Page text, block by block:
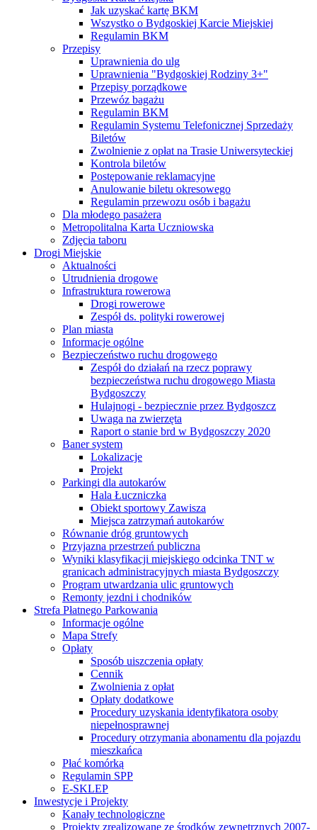
Jak uzyskać kartę BKM
Wszystko o Bydgoskiej Karcie Miejskiej
Regulamin BKM
Przepisy
Uprawnienia do ulg
Uprawnienia "Bydgoskiej Rodziny 3+"
Przepisy porządkowe
Przewóz bagażu
Regulamin BKM
Regulamin Systemu Telefonicznej Sprzedaży
Biletów
Zwolnienie z opłat na Trasie Uniwersyteckiej
Kontrola biletów
Postępowanie reklamacyjne
Anulowanie biletu okresowego
Regulamin przewozu osób i bagażu
Dla młodego pasażera
Metropolitalna Karta Uczniowska
Zdjęcia taboru
Drogi Miejskie
Aktualności
Utrudnienia drogowe
Infrastruktura rowerowa
Drogi rowerowe
Zespół ds. polityki rowerowej
Plan miasta
Informacje ogólne
Bezpieczeństwo ruchu drogowego
Zespół do działań na rzecz poprawy
bezpieczeństwa ruchu drogowego Miasta
Bydgoszczy
Hulajnogi - bezpiecznie przez Bydgoszcz
Uwaga na zwierzęta
Raport o stanie brd w Bydgoszczy 2020
Baner system
Lokalizacje
Projekt
Parkingi dla autokarów
Hala Łuczniczka
Obiekt sportowy Zawisza
Miejsca zatrzymań autokarów
Równanie dróg gruntowych
Przyjazna przestrzeń publiczna
Wyniki klasyfikacji miejskiego odcinka TNT w
granicach administracyjnych miasta Bydgoszczy
Program utwardzania ulic gruntowych
Remonty jezdni i chodników
Strefa Płatnego Parkowania
Informacje ogólne
Mapa Strefy
Opłaty
Sposób uiszczenia opłaty
Cennik
Zwolnienia z opłat
Opłaty dodatkowe
Procedury uzyskania identyfikatora osoby
niepełnosprawnej
Procedury otrzymania abonamentu dla pojazdu
mieszkańca
Płać komórką
Regulamin SPP
E-SKLEP
Inwestycje i Projekty
Kanały technologiczne
Projekty zrealizowane ze środków zewnętrznych 2007-